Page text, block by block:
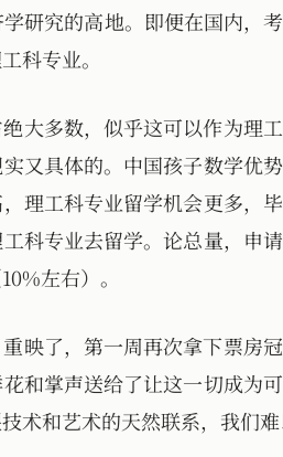
研究的高地。即便在国内，
科专业。
大多数，似乎这可以作为理
又具体的。中国孩子数学优
理工科专业留学机会更多，
科专业去留学。论总量，申
左右）。
映了，第一周再次拿下票房
和掌声送给了让这一切成为
术和艺术的天然联系，我们难